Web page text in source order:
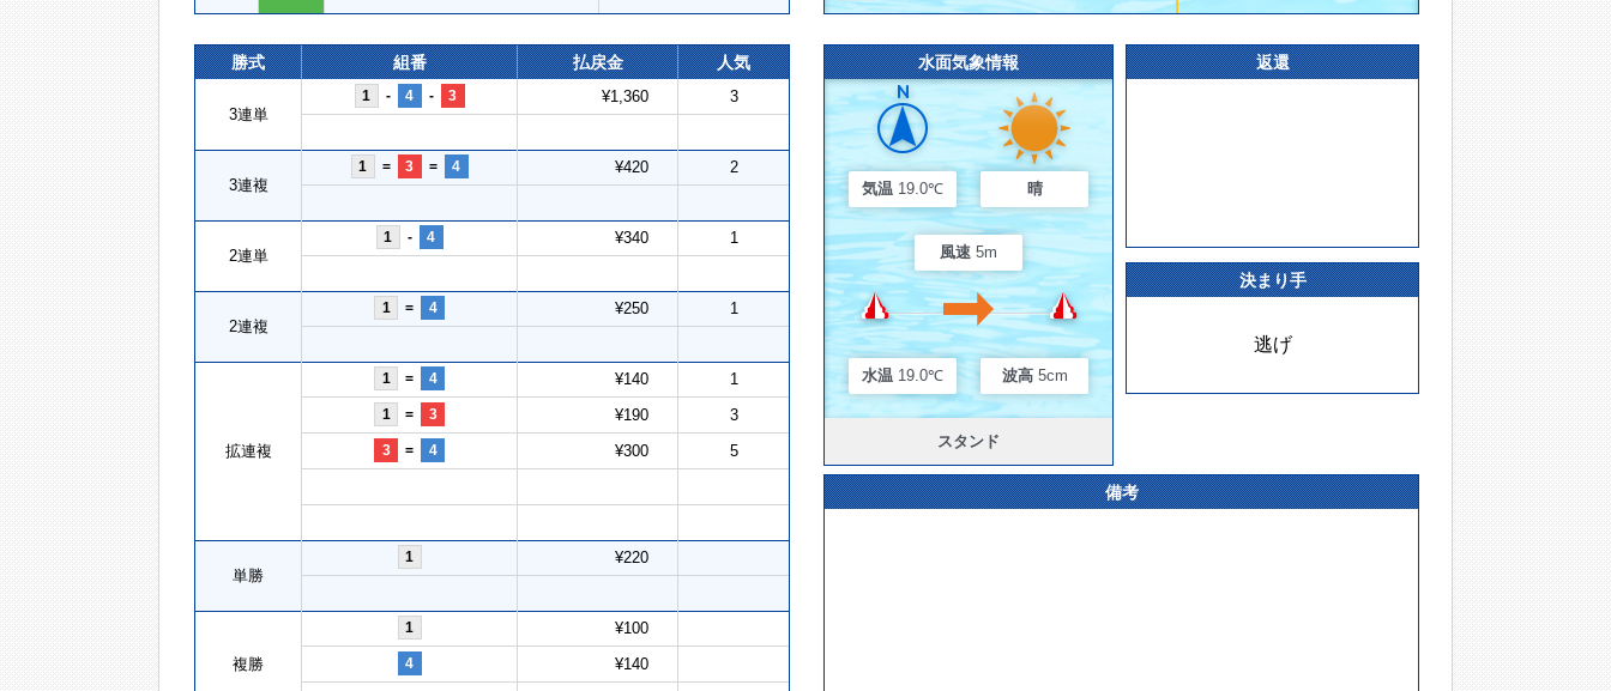
勝式 組番 払戻金 人気
3連単
1 - 4 - 3 ¥1,360 3
3連複
1 = 3 = 4 ¥420 2
2連単
1 - 4 ¥340 1
2連複
1 = 4 ¥250 1
拡連複
1 = 4 ¥140 1
1 = 3 ¥190 3
3 = 4 ¥300 5
単勝
1 ¥220
複勝
1 ¥100
4 ¥140
水面気象情報
気温 19.0℃ 晴
風速 5m
水温 19.0℃ 波高 5cm
スタンド
返還
決まり手
逃げ
備考